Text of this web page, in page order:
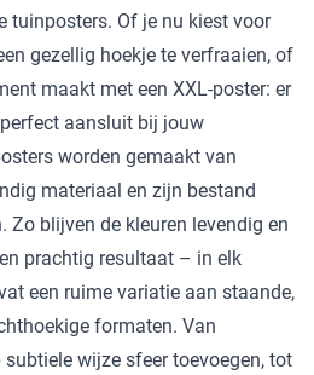
tuinposters. Of je nu kiest voor
gezellig hoekje te verfraaien, of
maakt met een XXL-poster: er
aansluit bij jouw
worden gemaakt van
materiaal en zijn bestand
Zo blijven de kleuren levendig en
prachtig resultaat – in elk
een ruime variatie aan staande,
formaten. Van
wijze sfeer toevoegen, tot